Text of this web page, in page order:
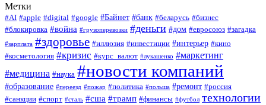
Метки
#AI #apple #digital #google #Байнет #банк #беларусь #бизнес
#блокировка #война #грузоперевозки #деньги #дом #евросоюз #загадка
#зарплата #здоровье #иллюзия #инвестиции #интерьер #кино
#косметология #кризис #курс_валют #лукашенко #маркетинг
#медицина #наука #новости компаний
#образование #переезд #пожар #политика #польша #ремонт #россия
#санкции #спорт #сталь #сша #трамп #финансы #футбол технологии